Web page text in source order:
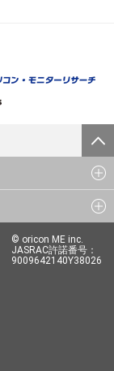
© oricon ME inc.
JASRAC許諾番号：
9009642140Y38026